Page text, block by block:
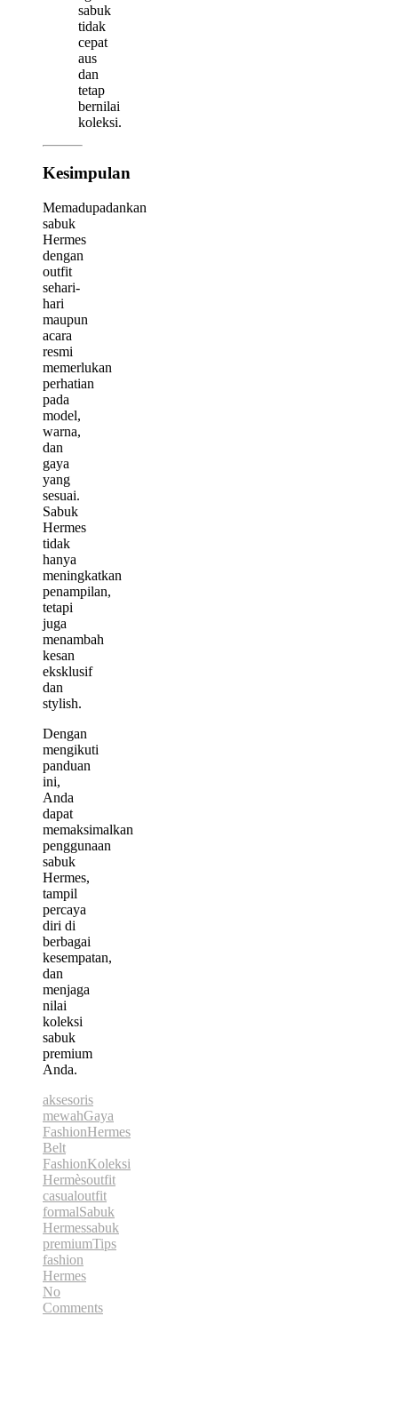
sabuk
tidak
cepat
aus
dan
tetap
bernilai
koleksi.
Kesimpulan
Memadupadankan
sabuk
Hermes
dengan
outfit
sehari-
hari
maupun
acara
resmi
memerlukan
perhatian
pada
model,
warna,
dan
gaya
yang
sesuai.
Sabuk
Hermes
tidak
hanya
meningkatkan
penampilan,
tetapi
juga
menambah
kesan
eksklusif
dan
stylish.
Dengan
mengikuti
panduan
ini,
Anda
dapat
memaksimalkan
penggunaan
sabuk
Hermes,
tampil
percaya
diri di
berbagai
kesempatan,
dan
menjaga
nilai
koleksi
sabuk
premium
Anda.
aksesoris
mewahGaya
FashionHermes
Belt
FashionKoleksi
Hermèsoutfit
casualoutfit
formalSabuk
Hermessabuk
premiumTips
fashion
Hermes
No
Comments